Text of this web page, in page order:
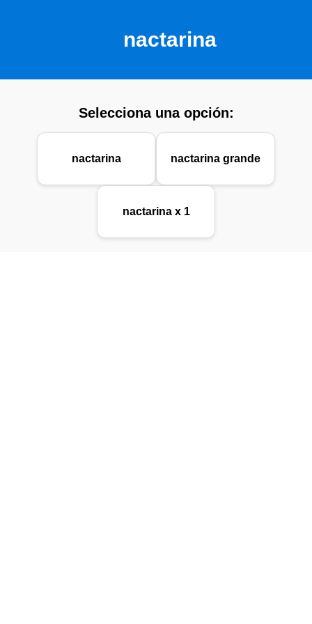
nactarina
Selecciona una opción:
nactarina nactarina grande
nactarina x 1